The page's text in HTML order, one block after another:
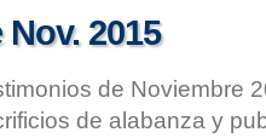
Pastor…
2015
de Noviembre
de alabanza y